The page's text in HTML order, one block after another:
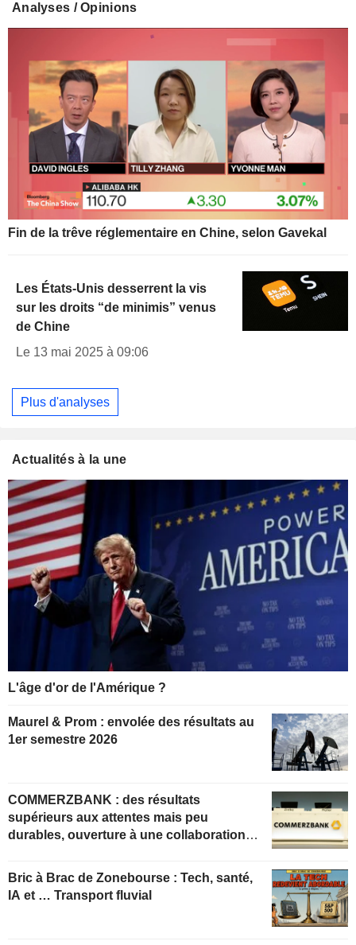
Analyses / Opinions
Fin de la trêve réglementaire en Chine, selon Gavekal
Les États-Unis desserrent la vis
sur les droits “de minimis” venus
de Chine
Le 13 mai 2025 à 09:06
Plus d'analyses
Actualités à la une
L'âge d'or de l'Amérique ?
Maurel & Prom : envolée des résultats au
1er semestre 2026
COMMERZBANK : des résultats
supérieurs aux attentes mais peu
durables, ouverture à une collaboration
Bric à Brac de Zonebourse : Tech, santé,
IA et … Transport fluvial